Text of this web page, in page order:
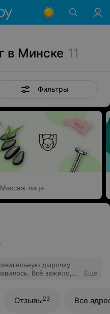
в Минске 11
Фильтры
Массаж лица
дырочку
Всё зажило,
Еще
Отзывы23 Все